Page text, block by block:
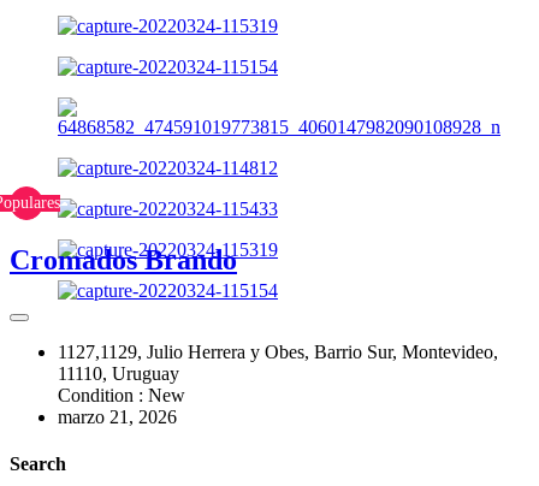
Cromados Brando
1127,1129, Julio Herrera y Obes, Barrio Sur, Montevideo,
11110, Uruguay
Condition : New
marzo 21, 2026
Search